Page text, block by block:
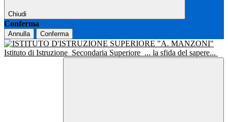
Chiudi
Conferma
Annulla Conferma
Istituto di Istruzione Secondaria Superiore ... la sfida del sapere...